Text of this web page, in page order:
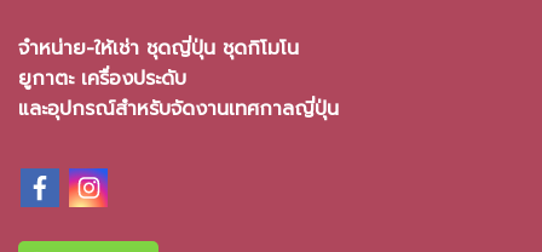
จำหน่าย-ให้เช่า ชุดญี่ปุ่น ชุดกิโมโน
ยูกาตะ เครื่องประดับ
และอุปกรณ์สำหรับจัดงานเทศกาลญี่ปุ่น